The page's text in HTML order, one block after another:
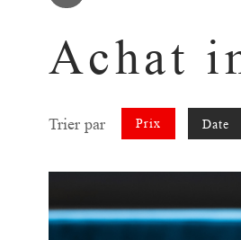
Achat
Trier par Prix Date